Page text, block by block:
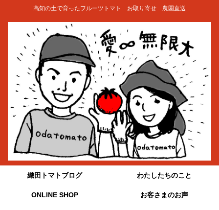
高知の土で育ったフルーツトマト お取り寄せ 農園直送
織田トマトブログ わたしたちのこと
ONLINE SHOP お客さまのお声